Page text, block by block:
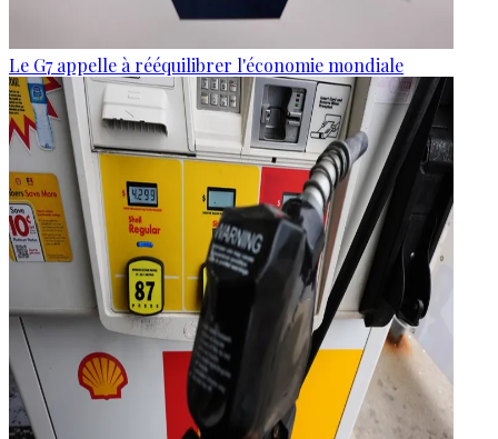
Le G7 appelle à rééquilibrer l'économie mondiale